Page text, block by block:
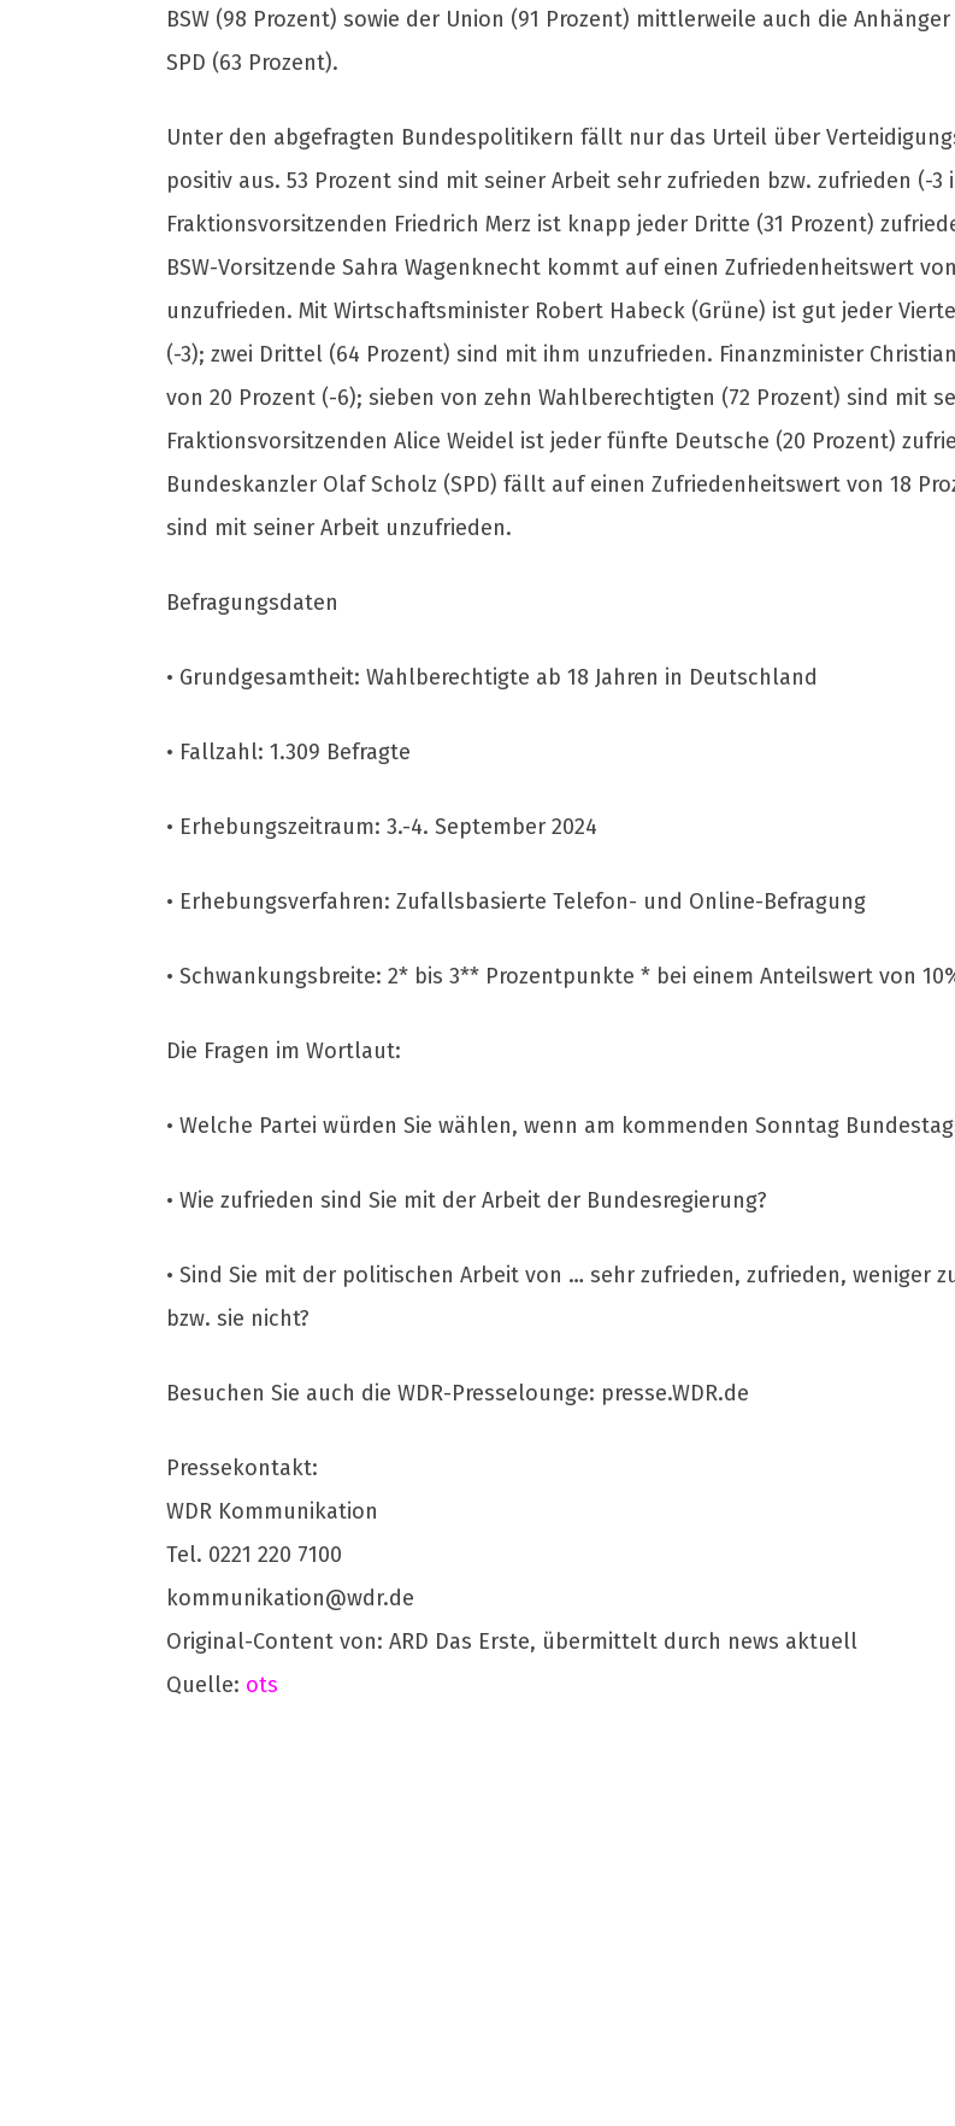
BSW (98 Prozent) sowie der Union (91 Prozent) mittlerweile auch die
SPD (63 Prozent).
Unter den abgefragten Bundespolitikern fällt nur das Urteil über
positiv aus. 53 Prozent sind mit seiner Arbeit sehr zufrieden bzw. zufrieden (-3
Fraktionsvorsitzenden Friedrich Merz ist knapp jeder Dritte (31 Prozent)
BSW-Vorsitzende Sahra Wagenknecht kommt auf einen Zufriedenheitswert
unzufrieden. Mit Wirtschaftsminister Robert Habeck (Grüne) ist gut jeder
(-3); zwei Drittel (64 Prozent) sind mit ihm unzufrieden. Finanzminister
von 20 Prozent (-6); sieben von zehn Wahlberechtigten (72 Prozent) sind mit
Fraktionsvorsitzenden Alice Weidel ist jeder fünfte Deutsche (20 Prozent)
Bundeskanzler Olaf Scholz (SPD) fällt auf einen Zufriedenheitswert von 18
sind mit seiner Arbeit unzufrieden.
Befragungsdaten
• Grundgesamtheit: Wahlberechtigte ab 18 Jahren in Deutschland
• Fallzahl: 1.309 Befragte
• Erhebungszeitraum: 3.-4. September 2024
• Erhebungsverfahren: Zufallsbasierte Telefon- und Online-Befragung
• Schwankungsbreite: 2* bis 3** Prozentpunkte * bei einem Anteilswert von
Die Fragen im Wortlaut:
• Welche Partei würden Sie wählen, wenn am kommenden Sonntag
• Wie zufrieden sind Sie mit der Arbeit der Bundesregierung?
• Sind Sie mit der politischen Arbeit von … sehr zufrieden, zufrieden, weniger
bzw. sie nicht?
Besuchen Sie auch die WDR-Presselounge: presse.WDR.de
Pressekontakt:
WDR Kommunikation
Tel. 0221 220 7100
kommunikation@wdr.de
Original-Content von: ARD Das Erste, übermittelt durch news aktuell
Quelle: ots